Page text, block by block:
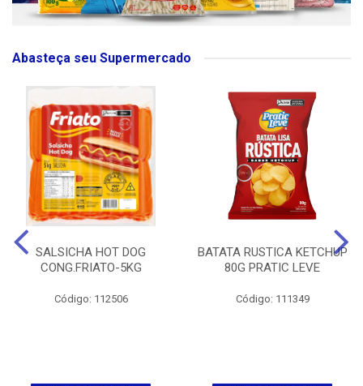
Abasteça seu Supermercado
SALSICHA HOT DOG
CONG.FRIATO-5KG
Código: 112506
BATATA RUSTICA KETCHUP
80G PRATIC LEVE
Código: 111349